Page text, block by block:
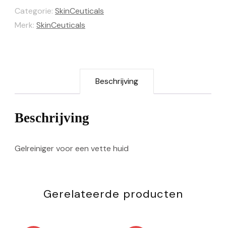
Categorie: SkinCeuticals
Merk: SkinCeuticals
Beschrijving
Beschrijving
Gelreiniger voor een vette huid
Gerelateerde producten